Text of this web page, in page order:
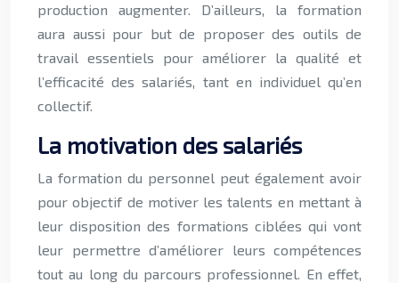
production augmenter. D’ailleurs, la formation
aura aussi pour but de proposer des outils de
travail essentiels pour améliorer la qualité et
l’efficacité des salariés, tant en individuel qu’en
collectif.
La motivation des salariés
La formation du personnel peut également avoir
pour objectif de motiver les talents en mettant à
leur disposition des formations ciblées qui vont
leur permettre d’améliorer leurs compétences
tout au long du parcours professionnel. En effet,